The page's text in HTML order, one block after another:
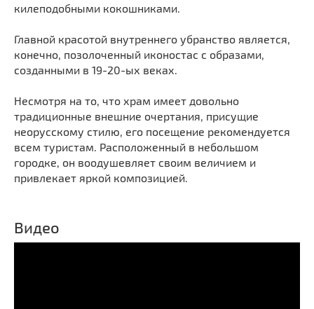
Культурные центры
Галереи
Концертные залы
килеподобными кокошниками.
Главной красотой внутреннего убранство является,
конечно, позолоченный иконостас с образами,
созданными в 19-20-ых веках.
Несмотря на то, что храм имеет довольно
традиционные внешние очертания, присущие
неорусскому стилю, его посещение рекомендуется
всем туристам. Расположенный в небольшом
городке, он воодушевляет своим величием и
привлекает яркой композицией.
Видео